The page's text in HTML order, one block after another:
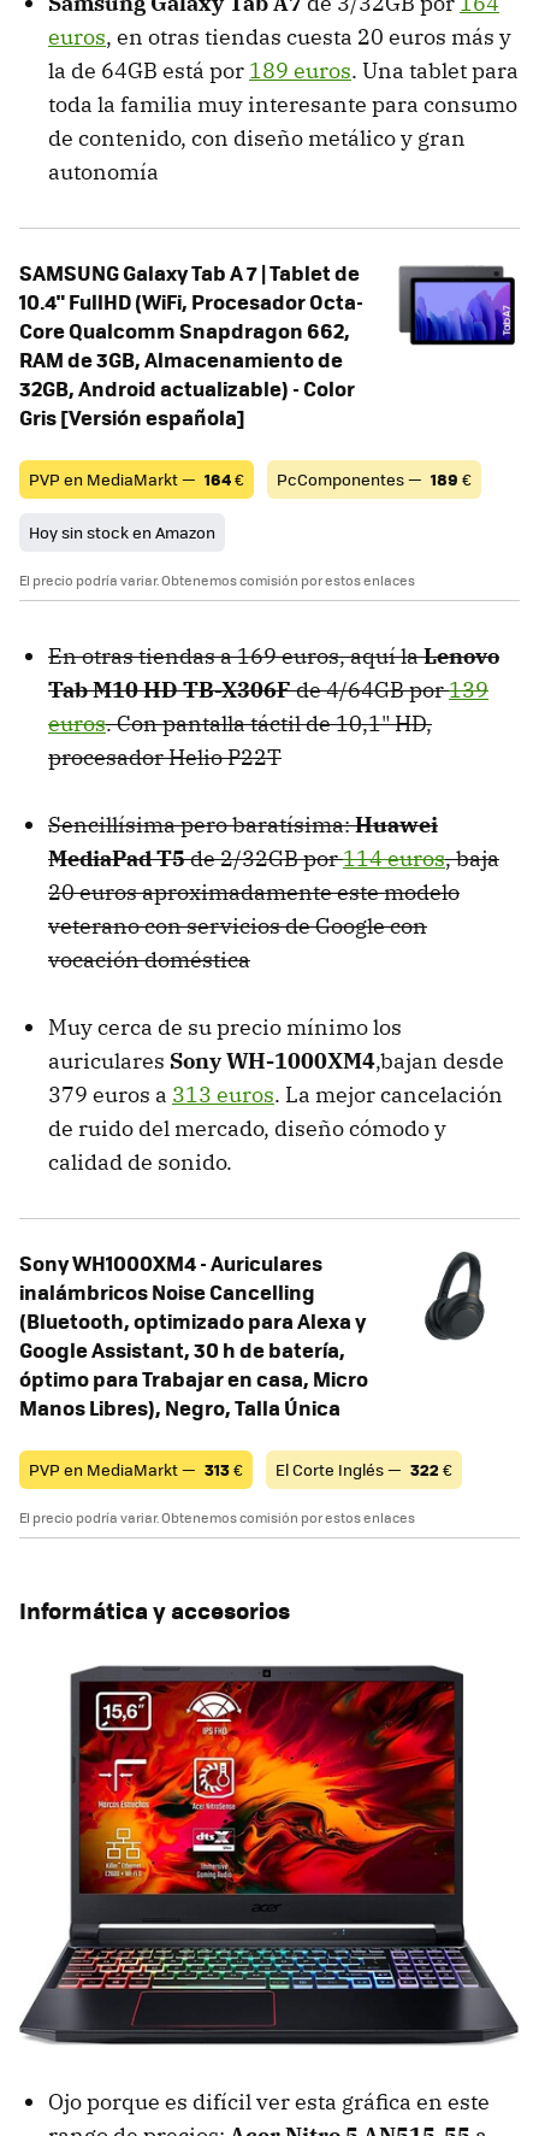
euros, en otras tiendas cuesta 20 euros más y
la de 64GB está por 189 euros. Una tablet para
toda la familia muy interesante para consumo
de contenido, con diseño metálico y gran
autonomía
SAMSUNG Galaxy Tab A 7 | Tablet de
10.4" FullHD (WiFi, Procesador Octa-
Core Qualcomm Snapdragon 662,
RAM de 3GB, Almacenamiento de
32GB, Android actualizable) - Color
Gris [Versión española]
PVP en MediaMarkt — 164€ PcComponentes — 189 €
Hoy sin stock en Amazon
El precio podría variar. Obtenemos comisión por estos enlaces
En otras tiendas a 169 euros, aquí laLenovo
Tab M10 HD TB-X306Fde 4/64GB por139
euros. Con pantalla táctil de 10,1" HD,
procesador Helio P22T
Sencillísima pero baratísima:Huawei
MediaPad T5de 2/32GB por114 euros, baja
20 euros aproximadamente este modelo
veterano con servicios de Google con
vocación doméstica
Muy cerca de su precio mínimo los
auriculares Sony WH-1000XM4,bajan desde
379 euros a 313 euros. La mejor cancelación
de ruido del mercado, diseño cómodo y
calidad de sonido.
Sony WH1000XM4 - Auriculares
inalámbricos Noise Cancelling
(Bluetooth, optimizado para Alexa y
Google Assistant, 30 h de batería,
óptimo para Trabajar en casa, Micro
Manos Libres), Negro, Talla Única
PVP en MediaMarkt — 313€ El Corte Inglés — 322 €
El precio podría variar. Obtenemos comisión por estos enlaces
Informática y accesorios
Ojo porque es difícil ver esta gráfica en este